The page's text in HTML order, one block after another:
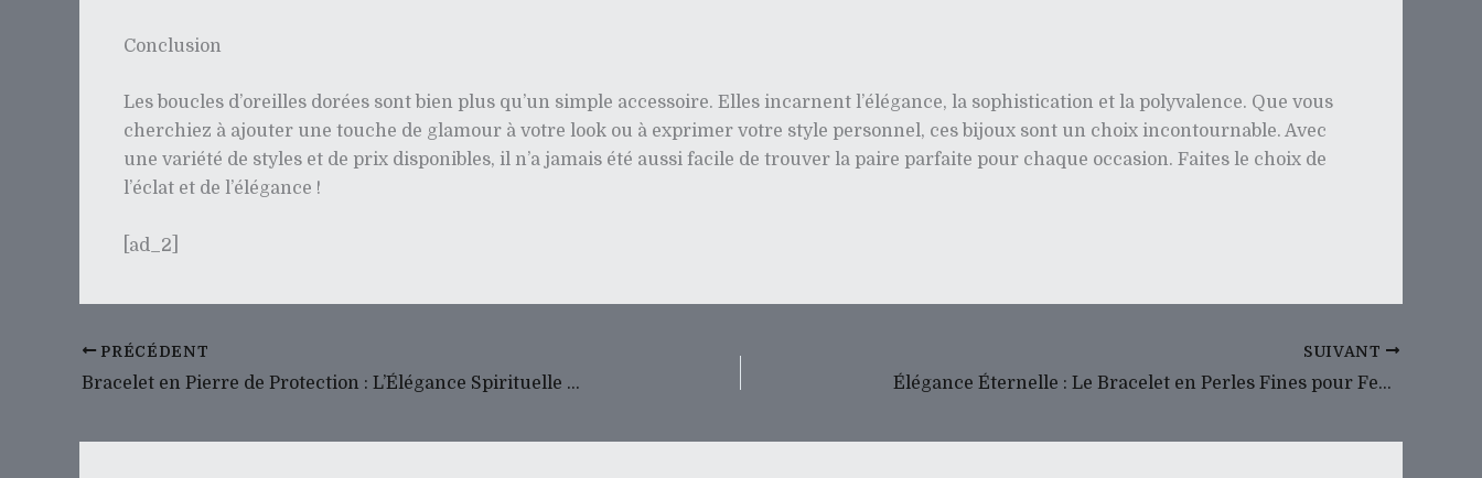
Conclusion
Les boucles d’oreilles dorées sont bien plus qu’un simple accessoire. Elles incarnent l’élégance, la sophistication et la polyvalence. Que vous
cherchiez à ajouter une touche de glamour à votre look ou à exprimer votre style personnel, ces bijoux sont un choix incontournable. Avec
une variété de styles et de prix disponibles, il n’a jamais été aussi facile de trouver la paire parfaite pour chaque occasion. Faites le choix de
l’éclat et de l’élégance !
[ad_2]
PRÉCÉDENT
Bracelet en Pierre de Protection : L’Élégance Spirituelle au Poignet des Femmes
SUIVANT
Élégance Éternelle : Le Bracelet en Perles Fines pour Femme